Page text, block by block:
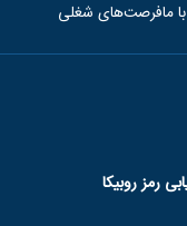
مافرصت‌های شغلی
رمز روبیکا